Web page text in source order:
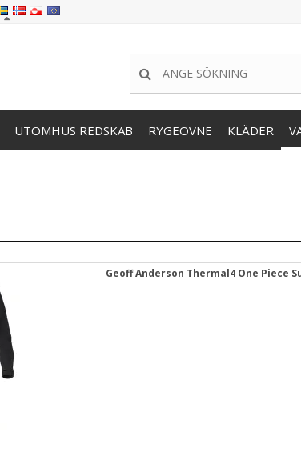
UTOMHUS REDSKAB RYGEOVNE KLÄDER
Geoff Anderson Thermal4 One Piece